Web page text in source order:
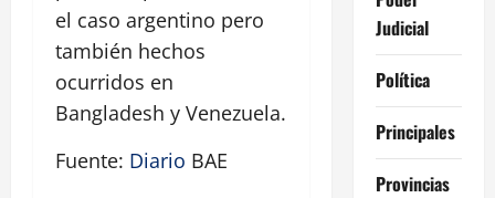
el caso argentino pero
también hechos
ocurridos en
Bangladesh y Venezuela.
Fuente: Diario BAE
Judicial
Política
Principales
Provincias